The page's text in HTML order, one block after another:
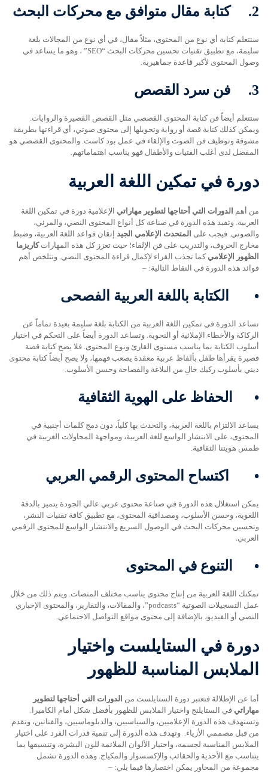
2. كتابة مقال متوافق مع محركات البحث
ستتعلم كتابة أي نوع من المحتوى، مثلاً مقال، في أي نوع من المجالات بلغة
سليمة، مع تطبيق تقنيات تحسين محركات البحث “SEO” ، وهو ما يساعد في
وصول المحتوى لأكبر قاعدة جماهيرية.
3. فن سرد القصص
ستتعلم أيضاً فن كتابة المحتوى القصصي مثل القصص القصيرة والروايات.
ويمكن كذلك كتابة قصة أو رواية وتحويلها إلى محتوى صوتي، أي قراءتها بطريقة
مشوقة وتوظيف فن الصوت والإلقاء في عمل بود كاست. والمحتوى القصصي هو
المفضل لدى أغلب الفتيات والأطفال فهو يناسب اهتماماتهم.
دورة في تمكين اللغة العربية
من أهم الدورات التي أحتاجها لتطوير مهاراتي الإعلامية دورة في تمكين اللغة
العربية. وتفيد هذه الدورة في صناعة كل أنواع المحتوى النصي، والمرئي،
والصوتي. فيجب على المتحدث الإعلامي الجيد إتقان قواعد اللغة العربية، وضبط
مخارج الحروف، والتدريب على فن الإلقاء؛ حيث تعزز كل هذه المهاراتكاريزما
الظهور الإعلاميكما تجذب القراء لإكمال قراءة المحتوى النصي. وتتلخص أهم
فوائد هذه الدورة في النقاط التالية: –
• الكتابة باللغة العربية الفصحى
تساعد الدورة في تمكين اللغة العربية من الكتابة بلغة سليمة بعيدة تماماً عن
الركاكة والأخطاء الإملائية أو النحوية. وتساعد الدورة أيضاً على التحكم في اختيار
أسلوب الكتابة بما يناسب مستوى القارئ ونوع المحتوى. فلا يصح كتابة قصة
قصيرة يقرأها طفل بألفاظ عربية معقدة يصعب فهمها، ولا يصح أيضاً كتابة محتوى
ديني بأسلوب ركيك خالِ من البلاغة والفصاحة وحسن الأسلوب.
• الحفاظ على الهوية الثقافية
يساعد الالتزام باللغة العربية، والتحدث بها كلياً، دون دمج كلمات أجنبية في
المحتوى، على الانتشار الواسع للغة العربية، ومواجهة المحاولات الغربية في
طمس هويتنا الثقافية.
• اكتساح المحتوى الرقمي العربي
يمكن استغلال هذه الدورة في صناعة محتوى عربي عالي الجودة يتميز بالدقة
اللغوية، وحسن الأسلوب، ومصداقية المحتوى، مع تطبيق كافة تقنيات النشر،
وتحسين محركات البحث في الوصول السريع والانتشار الواسع للمحتوى الرقمي
العربي.
• التنوع في المحتوى
تمكنك اللغة العربية من إنتاج محتوى يناسب مختلف المنصات. ويتم ذلك من خلال
عمل التسجيلات الصوتية “podcasts”، والمقالات، والتقارير، والمحتوى الإخباري
النصي أو الفيديو، بالإضافة إلى محتوى مواقع التواصل الاجتماعي.
دورة في الستايلست واختيار
الملابس المناسبة للظهور
أما عن الإطلالة فتعتبر دورة الستايلست من الدورات التي أحتاجها لتطوير
مهاراتي في الستايلنج واختيار الملابس للظهور بأفضل شكل أمام الكاميرا.
وتستهدف هذه الدورة الإعلاميين، والسياسيين، والدبلوماسيين، والفنانين، وتقدم
من قبل مصممي الأزياء. وتهدف هذه الدورة إلى تنمية قدرات الفرد على اختيار
الملابس المناسبة لجسمه، واختيار الألوان الملائمة للون البشرة، وتنسيقها بما
يتناسب مع الأحذية والحقائب والإكسسوار والمكياج. وهذه الدورة تشمل
مجموعة من المحاور يمكن اختصارها فيما يلي: –